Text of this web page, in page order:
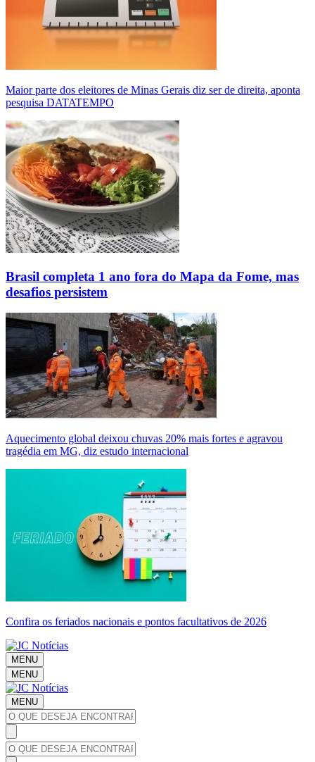
Maior parte dos eleitores de Minas Gerais diz ser de direita, aponta
pesquisa DATATEMPO
Brasil completa 1 ano fora do Mapa da Fome, mas
desafios persistem
Aquecimento global deixou chuvas 20% mais fortes e agravou
tragédia em MG, diz estudo internacional
Confira os feriados nacionais e pontos facultativos de 2026
MENU
MENU
MENU